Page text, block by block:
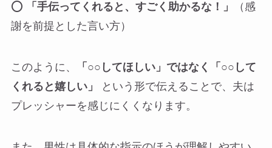
⭕
「手伝ってくれると、すごく助かるな！」
（感
謝を前提とした言い方）
このように、
「○○してほしい」ではなく「○○して
くれると嬉しい」
という形で伝えることで、夫は
プレッシャーを感じにくくなります。